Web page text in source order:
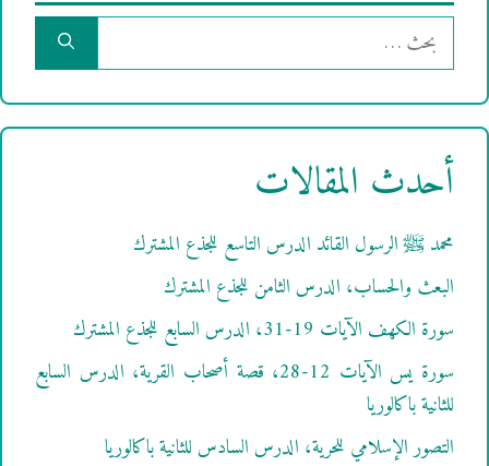
البحث
عن:
أحدث المقالات
محمد ﷺ الرسول القائد الدرس التاسع للجذع المشترك
البعث والحساب، الدرس الثامن للجذع المشترك
سورة الكهف الآيات 19-31، الدرس السابع للجذع المشترك
سورة يس الآيات 12-28، قصة أصحاب القرية، الدرس السابع
للثانية باكالوريا
التصور الإسلامي للحرية، الدرس السادس للثانية باكالوريا